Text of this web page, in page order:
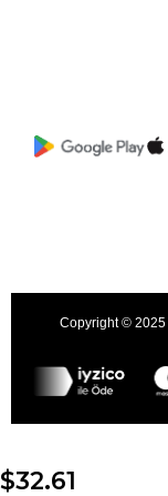
$32.61
Copyright © 2025